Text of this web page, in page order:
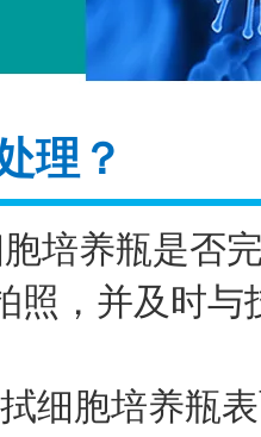
理？
培养瓶是否
照，并及时
细胞培养瓶